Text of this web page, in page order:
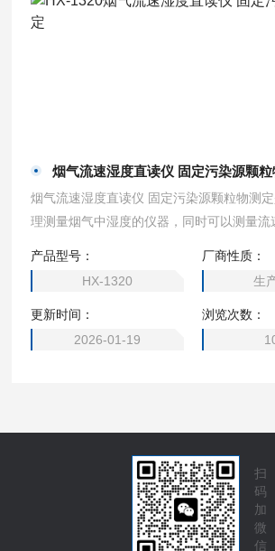
烟气流速湿度直读仪 固定污染源颗粒
烟气流速湿度直读仪 固定污染源颗粒物测
理测量烟气中湿度的仪器，同时可以测量流
炉、窑炉等工况参数的测量。
产品型号：
HX-1320
厂商性质：
生
更新时间：
2026-01-19
浏览次数：
扫
码
加
微
信